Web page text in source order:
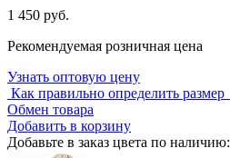
1 450 руб.
Рекомендуемая розничная цена
Узнать оптовую цену
Как правильно определить размер
Обмен товара
Добавить в корзину
Добавьте в заказ цвета по наличию: